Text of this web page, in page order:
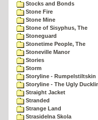
Stocks and Bonds
Stone Fire
Stone Mine
Stone of Sisyphus, The
Stoneguard
Stonetime People, The
Stoneville Manor
Stories
Storm
Storyline - Rumpelstiltskin
Storyline - The Ugly
Straight Jacket
Stranded
Strange Land
Strasidelna Skola